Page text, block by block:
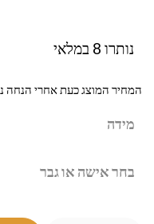
נותרו 8 במלאי
המחיר המוצג כעת אחרי הנחה
מידה
בחר אישה או גבר